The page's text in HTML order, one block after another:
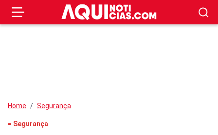
Home Segurança
Segurança